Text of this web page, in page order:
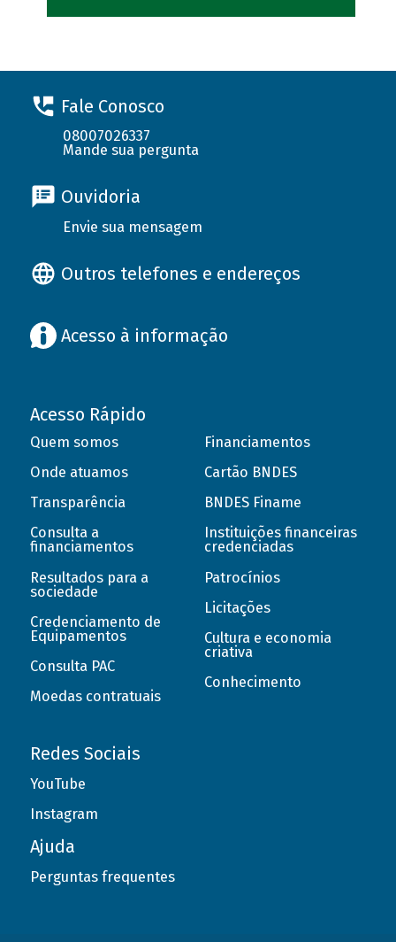
Fale Conosco
08007026337
Mande sua pergunta
Ouvidoria
Envie sua mensagem
Outros telefones e endereços
Acesso à informação
Acesso Rápido
Quem somos
Onde atuamos
Transparência
Consulta a
financiamentos
Resultados para a
sociedade
Credenciamento de
Equipamentos
Consulta PAC
Moedas contratuais
Financiamentos
Cartão BNDES
BNDES Finame
Instituições financeiras
credenciadas
Patrocínios
Licitações
Cultura e economia
criativa
Conhecimento
Redes Sociais
YouTube
Instagram
Ajuda
Perguntas frequentes